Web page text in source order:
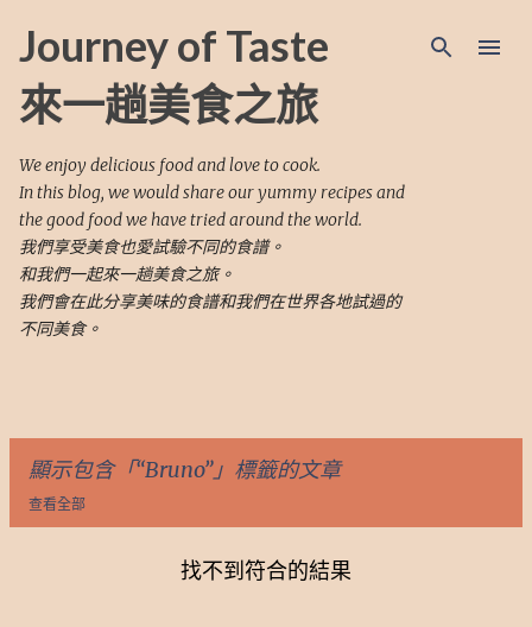
跳至主要內容
Journey of Taste
來一趟美食之旅
We enjoy delicious food and love to cook.
In this blog, we would share our yummy recipes and
the good food we have tried around the world.
我們享受美食也愛試驗不同的食譜。
和我們一起來一趟美食之旅。
我們會在此分享美味的食譜和我們在世界各地試過的
不同美食。
顯示包含「 Bruno 」標籤的文章
查看全部
找不到符合的結果